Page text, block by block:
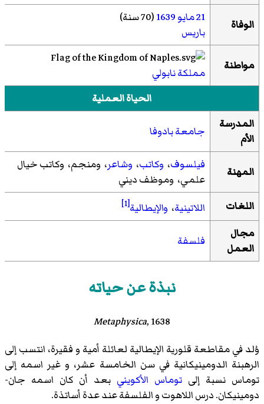
الوفاة 21 مايو 1639(70 سنة)
باريس
مواطنة
مملكة نابولي
الحياة العملية
المدرسة
الأم
جامعة بادوفا
المهنة فيلسوف، وكاتب، وشاعر، ومنجم، وكاتب خيال
علمي، وموظف ديني
اللغات
اللاتينية، والإيطالية[1]
مجال
العمل
فلسفة
نبذة عن حياته
Metaphysica, 1638
وُلد في مقاطعة قلورية الإيطالية لعائلة أمية و فقيرة، انتسب إلى
الرهبنة الدومينيكانية في سن الخامسة عشر، و غير اسمه إلى
توماس نسبة إلى توماس الأكويني بعد أن كان اسمه جان-
دومينيكان. درس اللاهوت و الفلسفة عند عدة أساتذة.